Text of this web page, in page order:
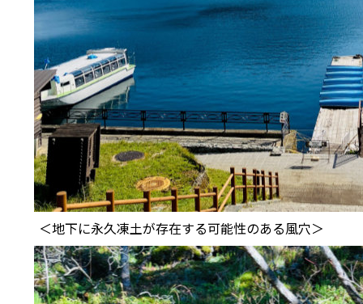
＜地下に永久凍土が存在する可能性のある風穴＞